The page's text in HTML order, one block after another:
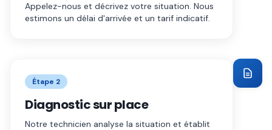
Appelez-nous et décrivez votre situation. Nous
estimons un délai d'arrivée et un tarif indicatif.
Étape 2
Diagnostic sur place
Notre technicien analyse la situation et établit